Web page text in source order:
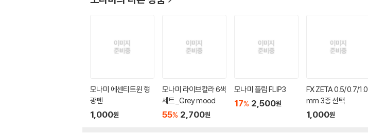
모나미 에센티트윈 형
광펜
1,000원
모나미 라이브칼라 6색
세트_Grey mood
55% 2,700원
모나미 플립 FLIP3
17% 2,500원
FX ZETA 0.5/0.7/1.0
mm 3종 선택
1,000원